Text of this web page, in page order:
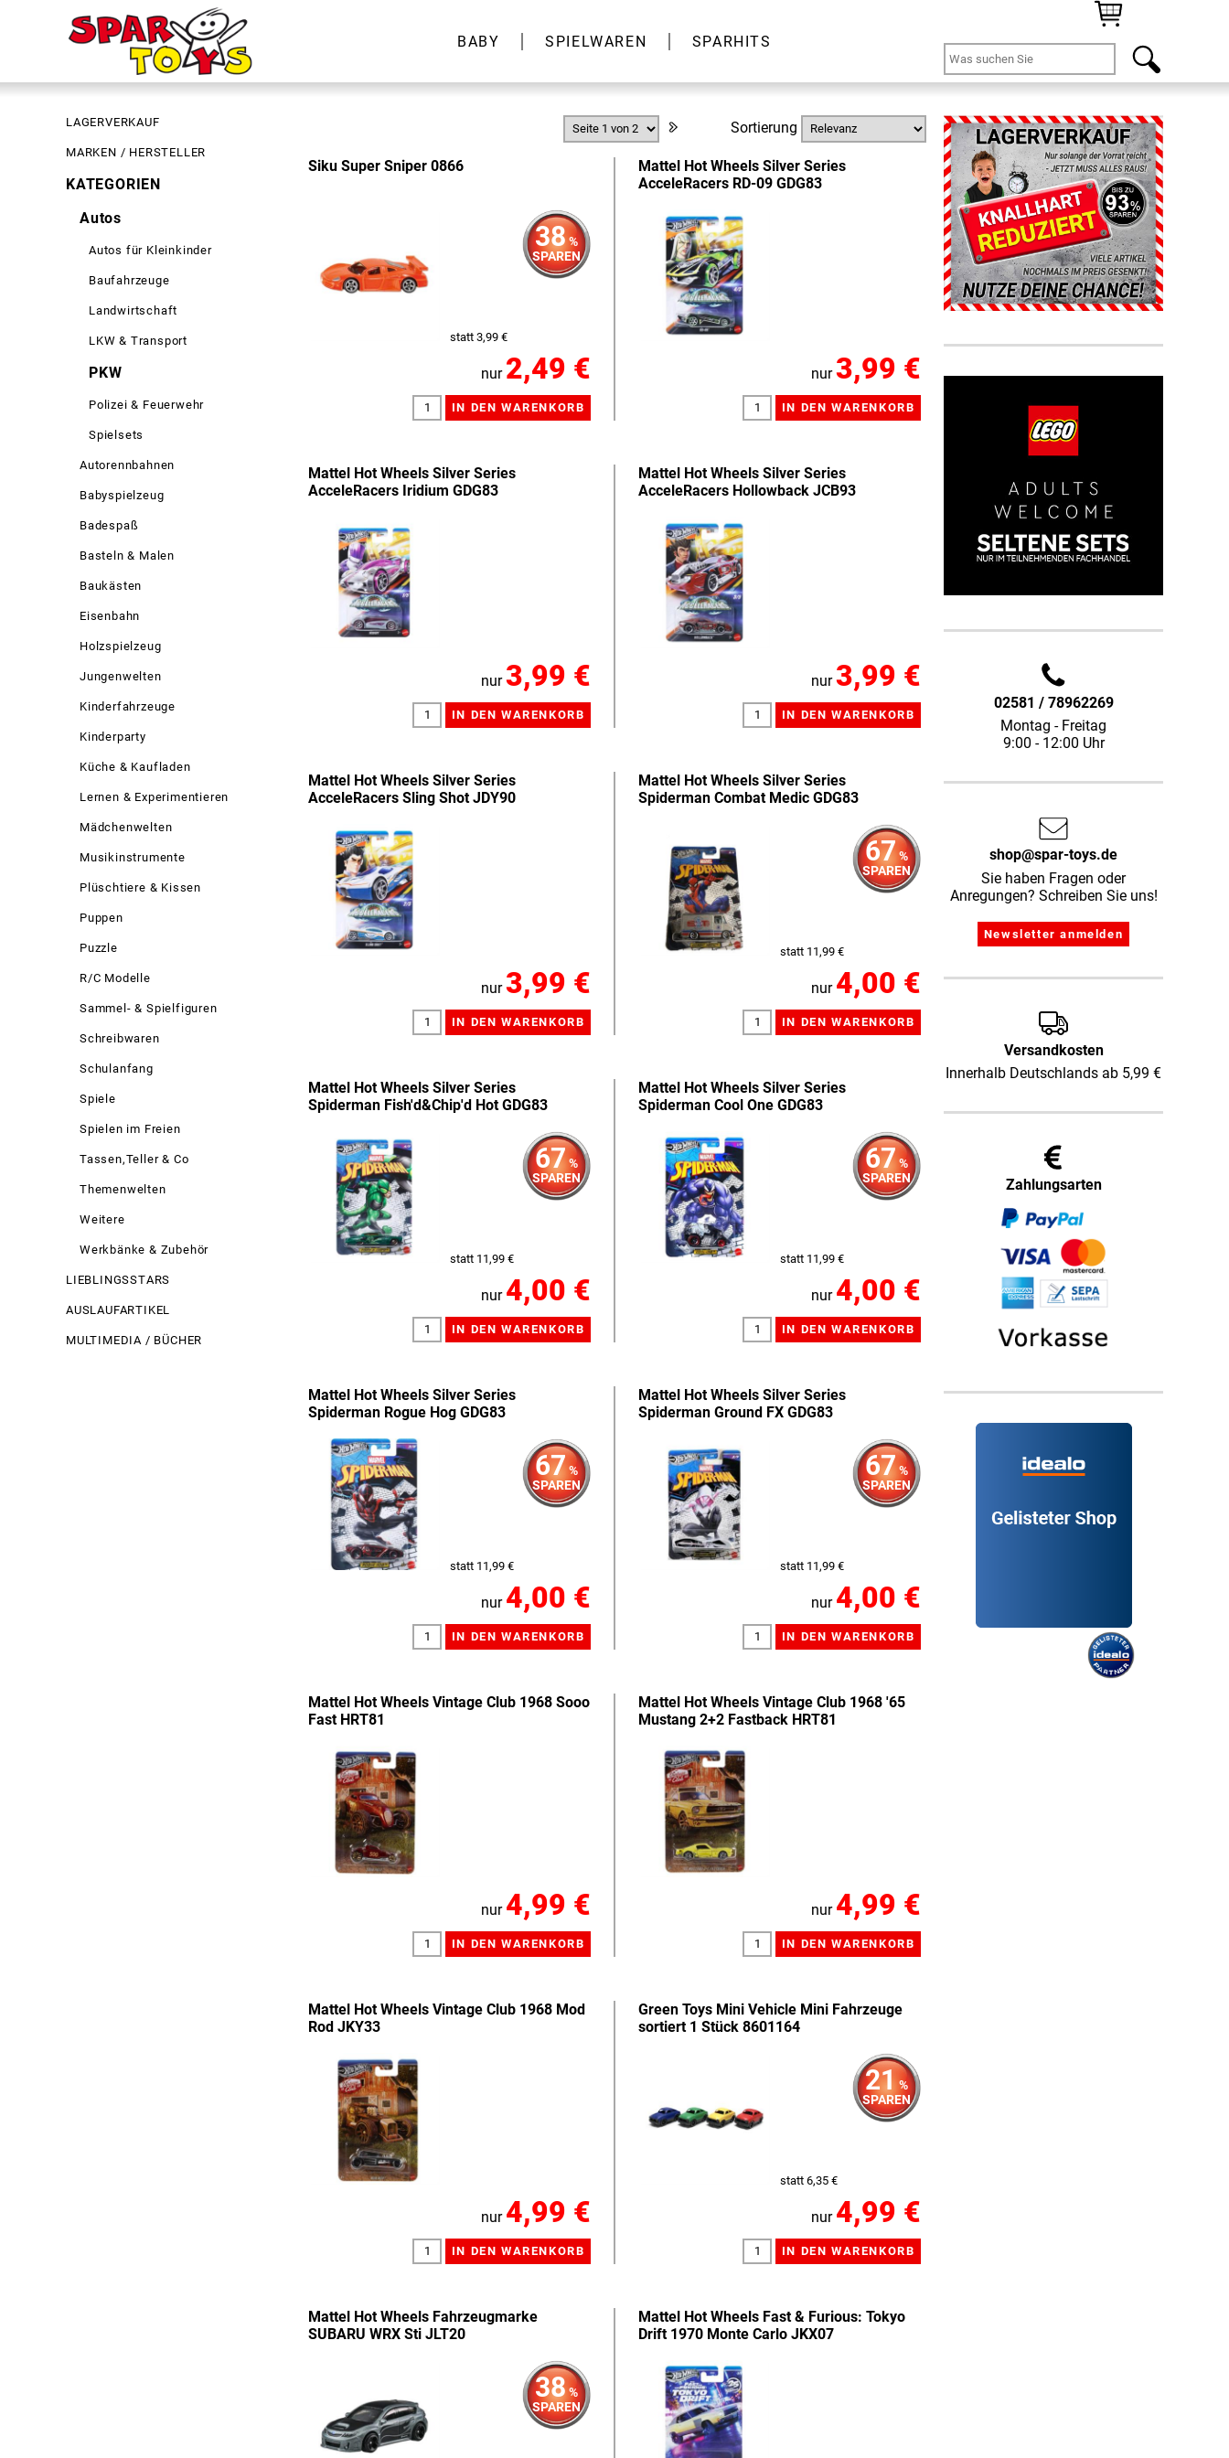
BABY SPIELWAREN SPARHITS
LAGERVERKAUF
MARKEN / HERSTELLER
KATEGORIEN
Autos
Autos für Kleinkinder
Baufahrzeuge
Landwirtschaft
LKW & Transport
PKW
Polizei & Feuerwehr
Spielsets
Autorennbahnen
Babyspielzeug
Badespaß
Basteln & Malen
Baukästen
Eisenbahn
Holzspielzeug
Jungenwelten
Kinderfahrzeuge
Kinderparty
Küche & Kaufladen
Lernen & Experimentieren
Mädchenwelten
Musikinstrumente
Plüschtiere & Kissen
Puppen
Puzzle
R/C Modelle
Sammel- & Spielfiguren
Schreibwaren
Schulanfang
Spiele
Spielen im Freien
Tassen,Teller & Co
Themenwelten
Weitere
Werkbänke & Zubehör
LIEBLINGSSTARS
AUSLAUFARTIKEL
MULTIMEDIA / BÜCHER
Sortierung
Siku Super Sniper 0866
38 %
SPAREN
statt 3,99 €
nur 2,49 €
Mattel Hot Wheels Silver Series
AcceleRacers RD-09 GDG83
nur3,99 €
Mattel Hot Wheels Silver Series
AcceleRacers Iridium GDG83
nur3,99 €
Mattel Hot Wheels Silver Series
AcceleRacers Hollowback JCB93
nur3,99 €
Mattel Hot Wheels Silver Series
AcceleRacers Sling Shot JDY90
nur3,99 €
Mattel Hot Wheels Silver Series
Spiderman Combat Medic GDG83
67 %
SPAREN
statt 11,99 €
nur 4,00 €
Mattel Hot Wheels Silver Series
Spiderman Fish'd&Chip'd Hot GDG83
67 %
SPAREN
statt 11,99 €
nur 4,00 €
Mattel Hot Wheels Silver Series
Spiderman Cool One GDG83
67 %
SPAREN
statt 11,99 €
nur 4,00 €
Mattel Hot Wheels Silver Series
Spiderman Rogue Hog GDG83
67 %
SPAREN
statt 11,99 €
nur 4,00 €
Mattel Hot Wheels Silver Series
Spiderman Ground FX GDG83
67 %
SPAREN
statt 11,99 €
nur 4,00 €
Mattel Hot Wheels Vintage Club 1968 Sooo
Fast HRT81
nur 4,99 €
Mattel Hot Wheels Vintage Club 1968 '65
Mustang 2+2 Fastback HRT81
nur 4,99 €
Mattel Hot Wheels Vintage Club 1968 Mod
Rod JKY33
nur 4,99 €
Green Toys Mini Vehicle Mini Fahrzeuge
sortiert 1 Stück 8601164
21 %
SPAREN
statt 6,35 €
nur 4,99 €
Mattel Hot Wheels Fahrzeugmarke
SUBARU WRX Sti JLT20
38 %
SPAREN
Mattel Hot Wheels Fast & Furious: Tokyo
Drift 1970 Monte Carlo JKX07
02581 / 78962269
Montag - Freitag
9:00 - 12:00 Uhr
shop@spar-toys.de
Sie haben Fragen oder
Anregungen? Schreiben Sie uns!
Versandkosten
Innerhalb Deutschlands ab 5,99 €
Zahlungsarten